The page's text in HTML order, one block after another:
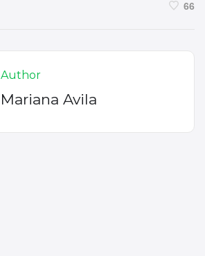
66
Author
Mariana Avila